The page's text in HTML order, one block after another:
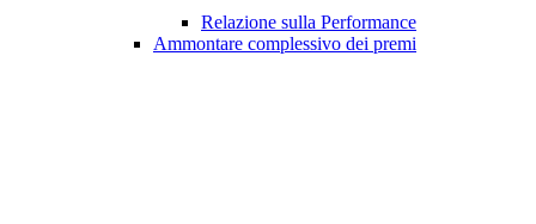
Relazione sulla Performance
Ammontare complessivo dei premi